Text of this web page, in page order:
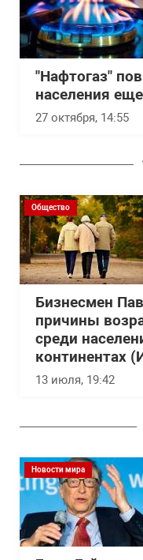
"Нафтогаз"
населения
27 октября, 14:55
Общество
Бизнесмен
причины
среди
континентах
13 июля, 19:42
Новости мира